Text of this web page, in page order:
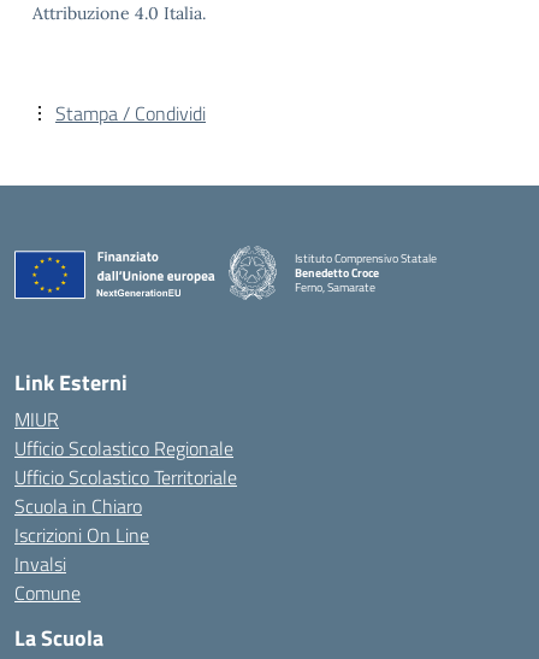
Attribuzione 4.0 Italia.
Stampa / Condividi
Istituto Comprensivo Statale
Benedetto Croce
Ferno, Samarate
Link Esterni
MIUR
Ufficio Scolastico Regionale
Ufficio Scolastico Territoriale
Scuola in Chiaro
Iscrizioni On Line
Invalsi
Comune
La Scuola